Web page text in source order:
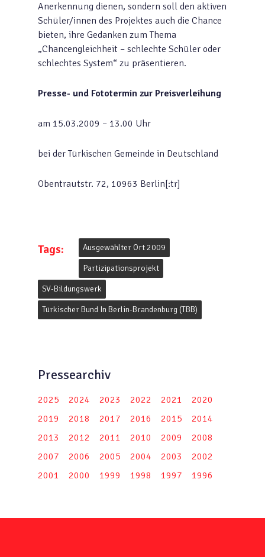
Anerkennung dienen, sondern soll den aktiven
Schüler/innen des Projektes auch die Chance
bieten, ihre Gedanken zum Thema
„Chancengleichheit – schlechte Schüler oder
schlechtes System“ zu präsentieren.
Presse- und Fototermin zur Preisverleihung
am 15.03.2009 – 13.00 Uhr
bei der Türkischen Gemeinde in Deutschland
Obentrautstr. 72, 10963 Berlin[:tr]
Tags: Ausgewählter Ort 2009
Partizipationsprojekt
SV-Bildungswerk
Türkischer Bund In Berlin-Brandenburg (TBB)
Pressearchiv
2025 2024 2023 2022 2021
2020
2019
2018 2017 2016 2015
2014
2013
2012 2011 2010 2009
2008
2007
2006 2005 2004 2003
2002
2001
2000 1999 1998 1997 1996